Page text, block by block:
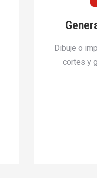
Dibuje o
cortes y